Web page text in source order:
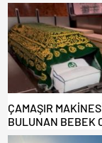
ÇAMAŞIR
BULUNAN BEBEK
ŞOK ETTİ